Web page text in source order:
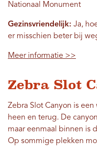
Nationaal Monument
Gezinsvriendelijk: Ja,
er misschien beter bij
Meer informatie >>
Zebra Slot
Zebra Slot Canyon is
heen en terug. De
maar eenmaal binnen is
Op sommige plekken